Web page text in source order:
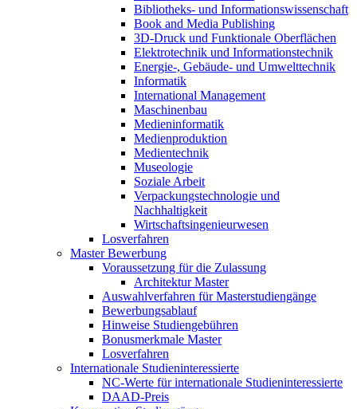
Bibliotheks- und Informationswissenschaft
Book and Media Publishing
3D-Druck und Funktionale Oberflächen
Elektrotechnik und Informationstechnik
Energie-, Gebäude- und Umwelttechnik
Informatik
International Management
Maschinenbau
Medieninformatik
Medienproduktion
Medientechnik
Museologie
Soziale Arbeit
Verpackungstechnologie und
Nachhaltigkeit
Wirtschaftsingenieurwesen
Losverfahren
Master Bewerbung
Voraussetzung für die Zulassung
Architektur Master
Auswahlverfahren für Masterstudiengänge
Bewerbungsablauf
Hinweise Studiengebühren
Bonusmerkmale Master
Losverfahren
Internationale Studieninteressierte
NC-Werte für internationale Studieninteressierte
DAAD-Preis